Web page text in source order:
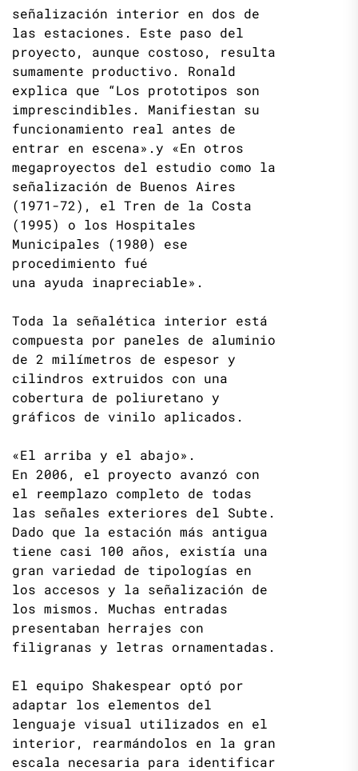
señalización interior en dos de
las estaciones. Este paso del
proyecto, aunque costoso, resulta
sumamente productivo. Ronald
explica que “Los prototipos son
imprescindibles. Manifiestan su
funcionamiento real antes de
entrar en escena».y «En otros
megaproyectos del estudio como la
señalización de Buenos Aires
(1971-72), el Tren de la Costa
(1995) o los Hospitales
Municipales (1980) ese
procedimiento fué
una ayuda inapreciable».
Toda la señalética interior está
compuesta por paneles de aluminio
de 2 milímetros de espesor y
cilindros extruidos con una
cobertura de poliuretano y
gráficos de vinilo aplicados.
«El arriba y el abajo».
En 2006, el proyecto avanzó con
el reemplazo completo de todas
las señales exteriores del Subte.
Dado que la estación más antigua
tiene casi 100 años, existía una
gran variedad de tipologías en
los accesos y la señalización de
los mismos. Muchas entradas
presentaban herrajes con
filigranas y letras ornamentadas.
El equipo Shakespear optó por
adaptar los elementos del
lenguaje visual utilizados en el
interior, rearmándolos en la gran
escala necesaria para identificar